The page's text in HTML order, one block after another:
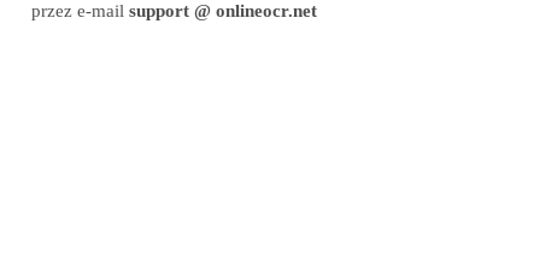
przez e-mail support @ onlineocr.net